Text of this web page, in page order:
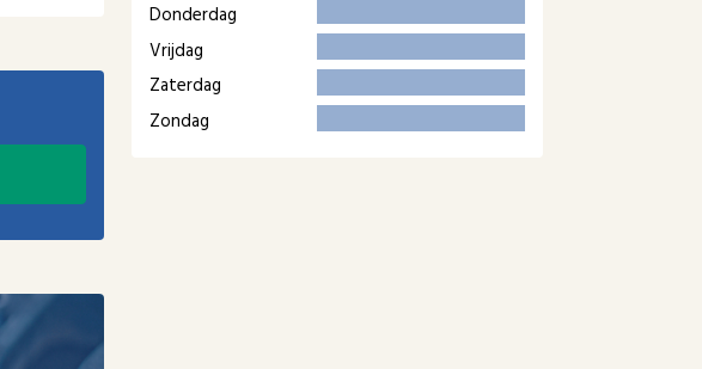
Donderdag
Vrijdag
Zaterdag
Zondag